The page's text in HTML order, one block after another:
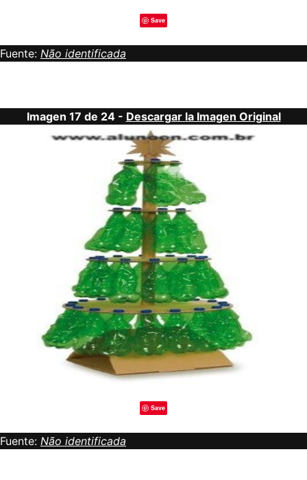
Save
Fuente: Não identificada
Imagen 17 de 24 - Descargar la Imagen Original
Save
Fuente: Não identificada